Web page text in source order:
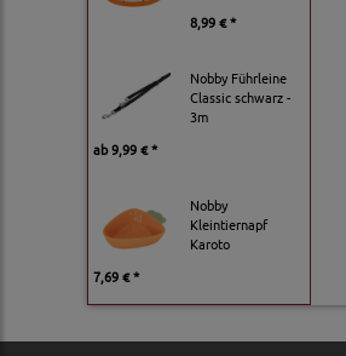
8,99 € *
Nobby Führleine
Classic schwarz -
3m
ab9,99 € *
Nobby
Kleintiernapf
Karoto
7,69 € *